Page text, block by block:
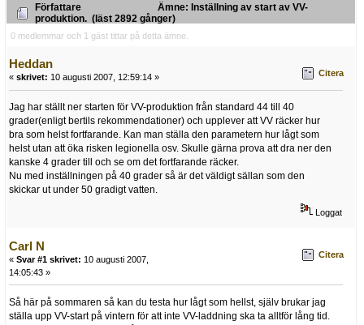
Författare
Ämne: Inställning av start av VV-
produktion. (läst 2892 gånger)
0 medlemmar och 1 gäst tittar på detta ämne.
Heddan
« skrivet: 10 augusti 2007, 12:59:14 » Citera
Jag har ställt ner starten för VV-produktion från standard 44 till 40
grader(enligt bertils rekommendationer) och upplever att VV räcker hur
bra som helst fortfarande. Kan man ställa den parametern hur lågt som
helst utan att öka risken legionella osv. Skulle gärna prova att dra ner den
kanske 4 grader till och se om det fortfarande räcker.
Nu med inställningen på 40 grader så är det väldigt sällan som den
skickar ut under 50 gradigt vatten.
Loggat
Carl N
« Svar #1 skrivet: 10 augusti 2007,
14:05:43 »
Citera
Så här på sommaren så kan du testa hur lågt som hellst, själv brukar jag
ställa upp VV-start på vintern för att inte VV-laddning ska ta alltför lång tid.